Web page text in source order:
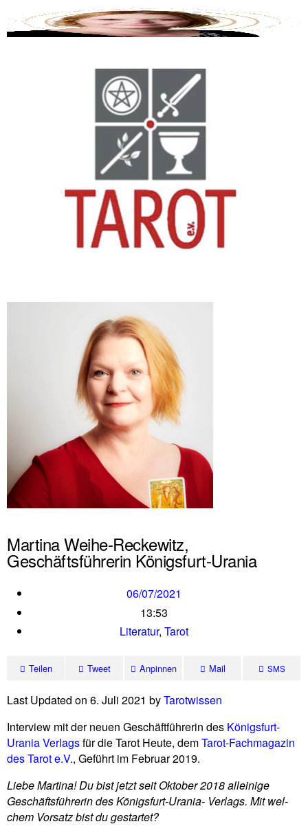
Tarotwissen
Über mich / Kontakt
Über mich / Kontakt
Die Mantiker
Datenschutzerklärung
Martina Weihe-Reckewitz,
Geschäftsführerin Königsfurt-Urania
06/07/2021
13:53
Literatur, Tarot
Teilen Tweet Anpinnen Mail SMS
Last Updated on 6. Juli 2021 byTarot­wissen
Inter­view mit der neuen Geschäft­füh­rerin des Königs­furt-
Urania Ver­lagsfür die Tarot Heute, demTarot-Fach­ma­gazin
des Tarot e.V., Geführt im Februar 2019.
Liebe Mar­tina! Du bist jetzt seit Oktober 2018 allei­nige
Geschäfts­füh­rerin des Königs­furt-Urania- Ver­lags. Mit wel­
chem Vor­satz bist du gestartet?